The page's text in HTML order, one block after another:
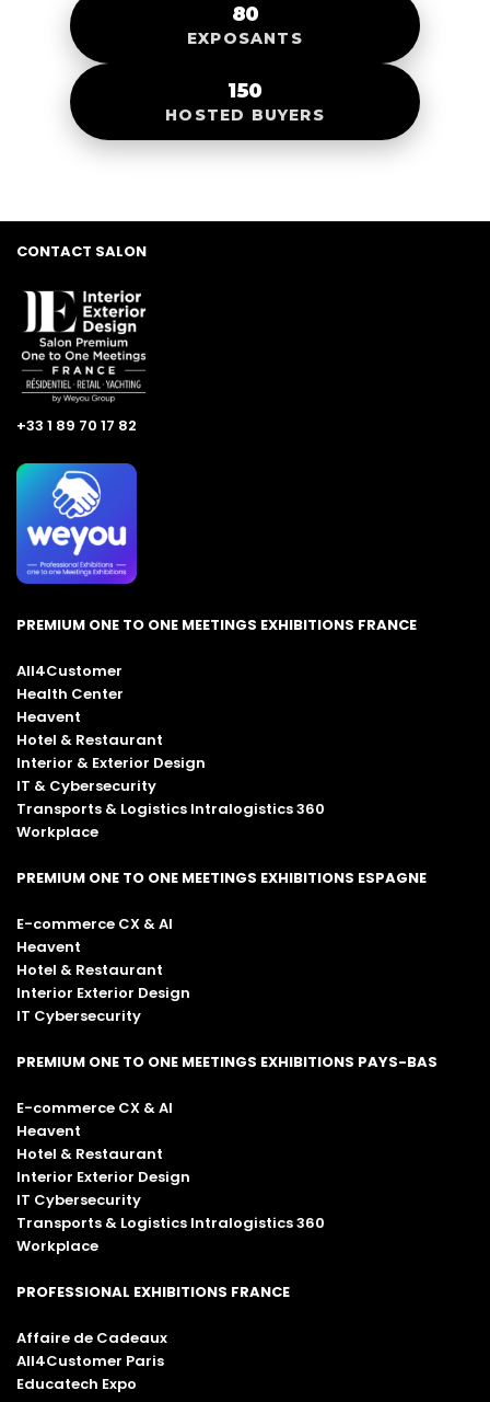
80
EXPOSANTS
150
HOSTED BUYERS
CONTACT SALON
+33 1 89 70 17 82
PREMIUM ONE TO ONE MEETINGS EXHIBITIONS FRANCE
All4Customer
Health Center
Heavent
Hotel & Restaurant
Interior & Exterior Design
IT & Cybersecurity
Transports & Logistics Intralogistics 360
Workplace
PREMIUM ONE TO ONE MEETINGS EXHIBITIONS ESPAGNE
E-commerce CX & AI
Heavent
Hotel & Restaurant
Interior Exterior Design
IT Cybersecurity
PREMIUM ONE TO ONE MEETINGS EXHIBITIONS PAYS-BAS
E-commerce CX & AI
Heavent
Hotel & Restaurant
Interior Exterior Design
IT Cybersecurity
Transports & Logistics Intralogistics 360
Workplace
PROFESSIONAL EXHIBITIONS FRANCE
Affaire de Cadeaux
All4Customer Paris
Educatech Expo